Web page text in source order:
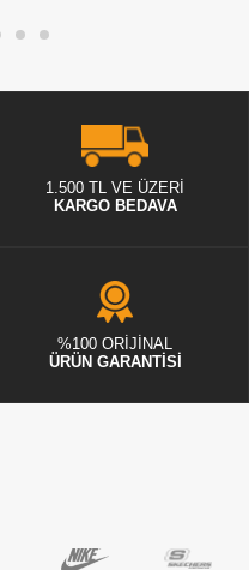
1.500 TL VE ÜZERİ
KARGO BEDAVA
%100 ORİJİNAL
ÜRÜN GARANTİSİ